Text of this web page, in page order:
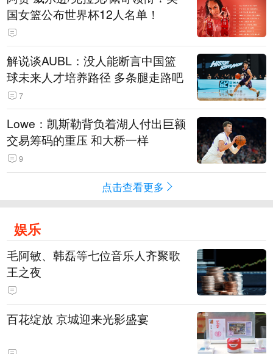
国女篮公布世界杯12人名单！
解说谈AUBL：没人能断言中国篮
球未来人才培养路径 多条腿走路吧
7
Lowe：凯斯勒背负着湖人付出巨额
交易筹码的重压 和大桥一样
9
点击查看更多
娱乐
毛阿敏、韩磊等七位音乐人齐聚歌
王之夜
百花绽放 京城迎来光影盛宴